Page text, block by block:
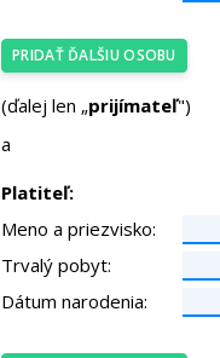
PRIDAŤ ĎALŠIU OSOBU
(ďalej len „prijímateľ")
a
Platiteľ:
Meno a priezvisko:
Trvalý pobyt:
Dátum narodenia: